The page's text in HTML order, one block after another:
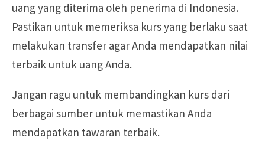
uang yang diterima oleh penerima di Indonesia.
Pastikan untuk memeriksa kurs yang berlaku saat
melakukan transfer agar Anda mendapatkan nilai
terbaik untuk uang Anda.
Jangan ragu untuk membandingkan kurs dari
berbagai sumber untuk memastikan Anda
mendapatkan tawaran terbaik.